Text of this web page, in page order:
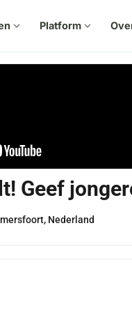
expand_more Platform expand_more
Geef
Nederland